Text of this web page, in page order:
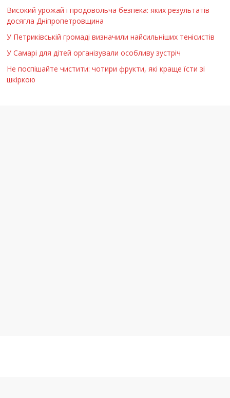
Високий урожай і продовольча безпека: яких результатів
досягла Дніпропетровщина
У Петриківській громаді визначили найсильніших тенісистів
У Самарі для дітей організували особливу зустріч
Не поспішайте чистити: чотири фрукти, які краще їсти зі
шкіркою